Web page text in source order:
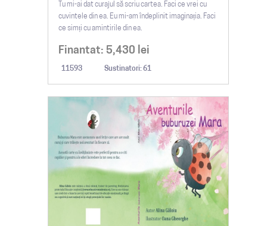
Tu mi-ai dat curajul să scriu cartea. Faci ce vrei cu
cuvintele din ea. Eu mi-am îndeplinit imaginația. Faci
ce simți cu amintirile din ea.
Finantat: 5,430 lei
11593 Sustinatori: 61